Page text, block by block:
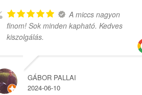
A miccs nagyon
finom! Sok minden kapható. Kedves
kiszolgálás.
GÁBOR PALLAI
2024-06-10